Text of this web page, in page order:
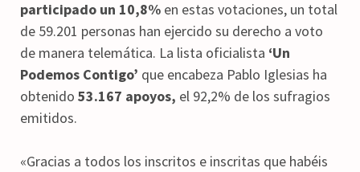
participado un 10,8% en estas votaciones, un total
de 59.201 personas han ejercido su derecho a voto
de manera telemática. La lista oficialista ‘Un
Podemos Contigo’ que encabeza Pablo Iglesias ha
obtenido 53.167 apoyos, el 92,2% de los sufragios
emitidos.
«Gracias a todos los inscritos e inscritas que habéis